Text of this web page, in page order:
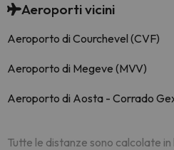
Aeroporti vicini
Aeroporto di Courchevel (CVF)
Aeroporto di Megeve (MVV)
Aeroporto di Aosta - Corrado
Tutte le distanze sono calcolate